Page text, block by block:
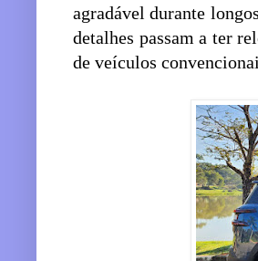
agradável durante
detalhes passam a ter
de veículos